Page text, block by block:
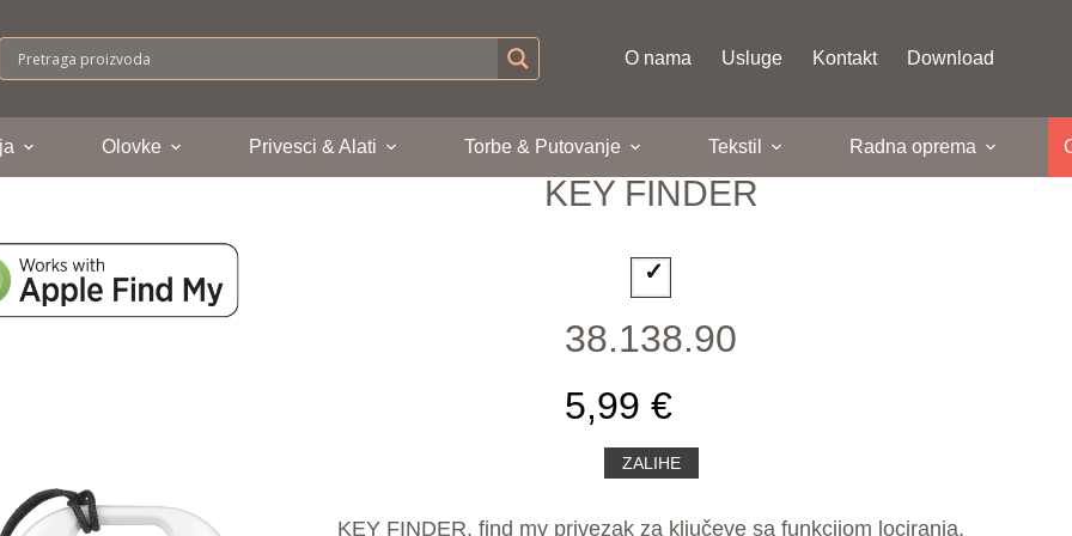
O nama Usluge Kontakt Download
Olovke Privesci & Alati Torbe & Putovanje Tekstil Radna oprema
KEY FINDER
38.138.90
5,99 €
ZALIHE
KEY FINDER, find my privezak za ključeve sa funkcijom lociranja,